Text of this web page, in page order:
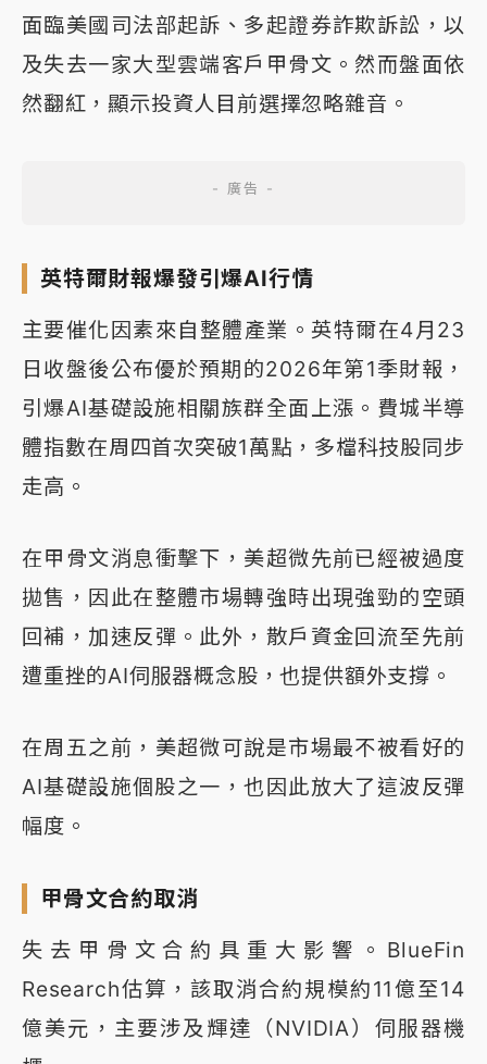
面臨美國司法部起訴、多起證券詐欺訴訟，以
及失去一家大型雲端客戶甲骨文。然而盤面依
然翻紅，顯示投資人目前選擇忽略雜音。
英特爾財報爆發引爆AI行情
主要催化因素來自整體產業。英特爾在4月23
日收盤後公布優於預期的2026年第1季財報，
引爆AI基礎設施相關族群全面上漲。費城半導
體指數在周四首次突破1萬點，多檔科技股同步
走高。
在甲骨文消息衝擊下，美超微先前已經被過度
拋售，因此在整體市場轉強時出現強勁的空頭
回補，加速反彈。此外，散戶資金回流至先前
遭重挫的AI伺服器概念股，也提供額外支撐。
在周五之前，美超微可說是市場最不被看好的
AI基礎設施個股之一，也因此放大了這波反彈
幅度。
甲骨文合約取消
失去甲骨文合約具重大影響。BlueFin
Research估算，該取消合約規模約11億至14
億美元，主要涉及輝達（NVIDIA）伺服器機